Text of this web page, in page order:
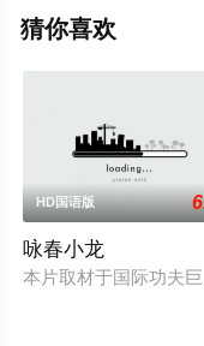
息可移步至豆瓣电影
猜你喜欢
HD国语版
咏春小龙
本片取材于国际功夫